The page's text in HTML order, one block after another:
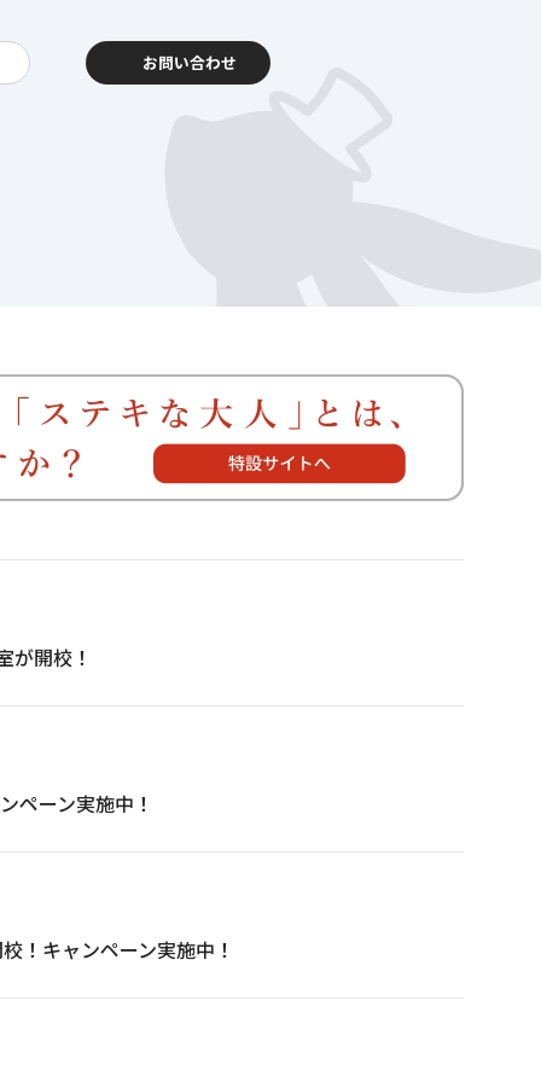
らしを支える
ス一覧へ
お問い合わせ
が開校！
ペーン実施中！
！キャンペーン実施中！